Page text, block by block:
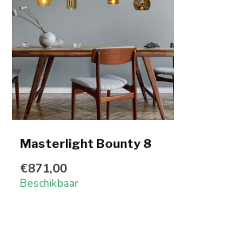
Masterlight Bounty 8
€871,00
Beschikbaar